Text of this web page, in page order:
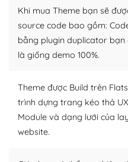
Cộng đồng sử dụng
– Đa dạng plugin và
WordPress để tăng thêm
nhiều plugin trả phí hoặc
Nhờ lượng người dùng
plugin của WordPress rất
Khi mua Theme bạn sẽ
source code bao gồm:
bằng plugin duplicator bạn
là giống demo 100%.
Theme được Build trên
trình dựng trang kéo thả
Module và dạng lưới của
website.